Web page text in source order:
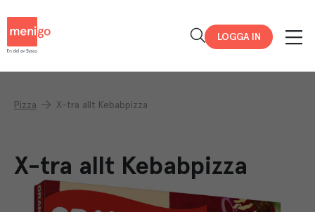
LOGGA IN
Pizza X-tra allt Kebabpizza
X-tra allt Kebabpizza